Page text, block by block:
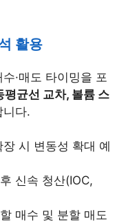
활용
·매도 타이밍을 포
평균선 교차, 볼륨 스
니다.
시 변동성 확대 예
신속 청산(IOC,
매수 및 분할 매도